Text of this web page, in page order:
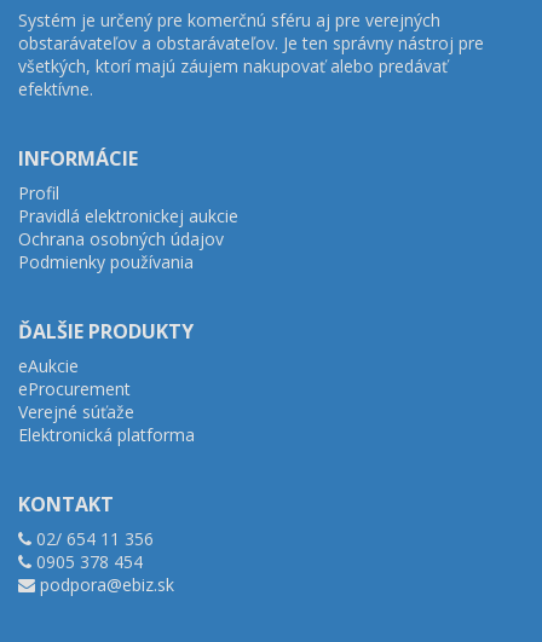
Systém je určený pre komerčnú sféru aj pre verejných
obstarávateľov a obstarávateľov. Je ten správny nástroj pre
všetkých, ktorí majú záujem nakupovať alebo predávať
efektívne.
INFORMÁCIE
Profil
Pravidlá elektronickej aukcie
Ochrana osobných údajov
Podmienky používania
ĎALŠIE PRODUKTY
eAukcie
eProcurement
Verejné súťaže
Elektronická platforma
KONTAKT
02/ 654 11 356
0905 378 454
podpora@ebiz.sk